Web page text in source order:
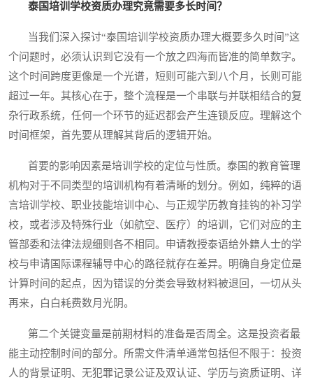
泰国培训学校资质办理究竟需要多长时间？
当我们深入探讨“泰国培训学校资质办理大概要多久时间”这
个问题时，必须认识到它没有一个放之四海而皆准的简单数字。
这个时间跨度更像是一个光谱，短则可能六到八个月，长则可能
超过一年。其核心在于，整个流程是一个串联与并联相结合的复
杂行政系统，任何一个环节的延迟都会产生连锁反应。理解这个
时间框架，首先要从理解其背后的逻辑开始。
首要的影响因素是培训学校的定位与性质。泰国的教育管理
机构对于不同类型的培训机构有着清晰的划分。例如，纯粹的语
言培训学校、职业技能培训中心、与正规学历教育挂钩的补习学
校，或者涉及特殊行业（如航空、医疗）的培训，它们对应的主
管部委和法律法规细则各不相同。申请教授泰语给外籍人士的学
校与申请国际课程辅导中心的路径就存在差异。明确自身定位是
计算时间的起点，因为错误的分类会导致材料被退回，一切从头
再来，白白耗费数月光阴。
第二个关键变量是前期材料的准备是否周全。这是投资者最
能主动控制时间的部分。所需文件清单通常包括但不限于：投资
人的背景证明、无犯罪记录公证及双认证、学历与资质证明、详